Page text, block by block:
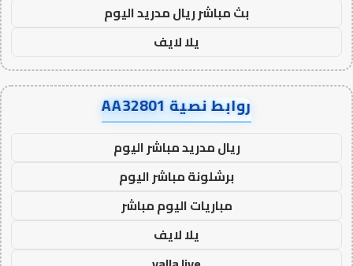
بث مباشر ريال مدريد اليوم
يلا لايف
روابط نصية AA32801
ريال مدريد مباشر اليوم
برشلونة مباشر اليوم
مباريات اليوم مباشر
يلا لايف